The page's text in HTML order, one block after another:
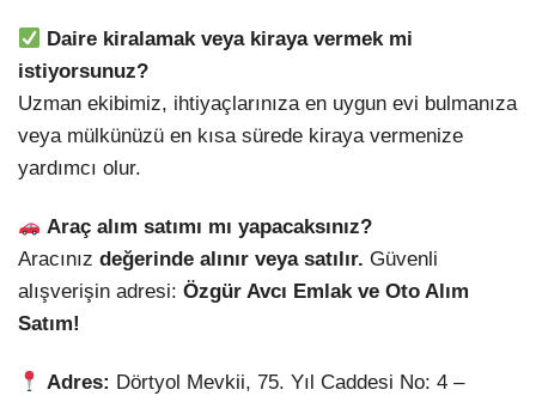
Daire kiralamak veya kiraya vermek mi
istiyorsunuz?
Uzman ekibimiz, ihtiyaçlarınıza en uygun evi bulmanıza
veya mülkünüzü en kısa sürede kiraya vermenize
yardımcı olur.
Araç alım satımı mı yapacaksınız?
Aracınız değerinde alınır veya satılır. Güvenli
alışverişin adresi: Özgür Avcı Emlak ve Oto Alım
Satım!
Adres: Dörtyol Mevkii, 75. Yıl Caddesi No: 4 –